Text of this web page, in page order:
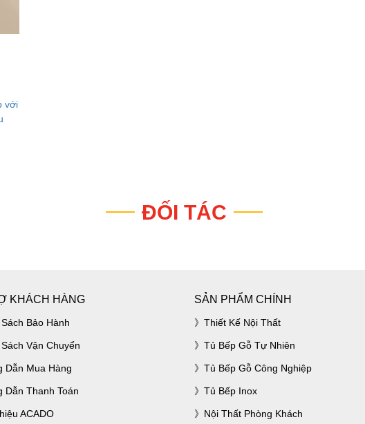
với
ĐỐI TÁC
KHÁCH HÀNG
Bảo Hành
Vận Chuyển
Dẫn Mua Hàng
Dẫn Thanh Toán
ACADO
SẢN PHẨM CHÍNH
Thiết Kế Nội Thất
Tủ Bếp Gỗ Tự Nhiên
Tủ Bếp Gỗ Công Nghiệp
Tủ Bếp Inox
Nội Thất Phòng Khách